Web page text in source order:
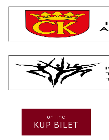
online
KUP BILET
Repertuar